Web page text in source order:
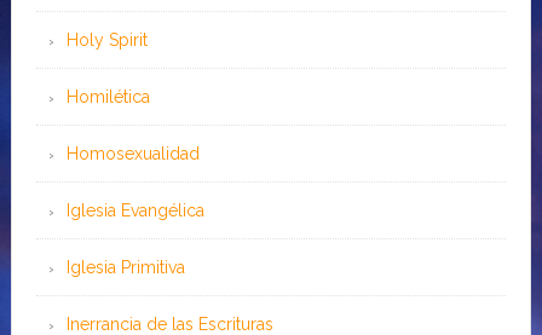
Holy Spirit
Homilética
Homosexualidad
Iglesia Evangélica
Iglesia Primitiva
Inerrancia de las Escrituras